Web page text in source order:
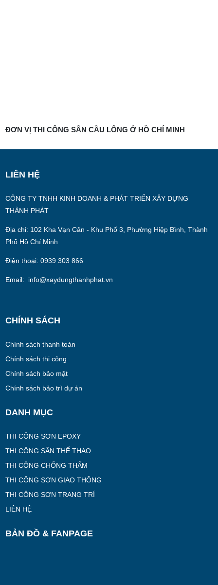
ĐƠN VỊ THI CÔNG SÂN CẦU LÔNG Ở HỒ CHÍ MINH
LIÊN HỆ
CÔNG TY TNHH KINH DOANH & PHÁT TRIỂN XÂY DỰNG
THÀNH PHÁT
Địa chỉ: 102 Kha Vạn Cân - Khu Phố 3, Phường Hiệp Bình, Thành
Phố Hồ Chí Minh
Điện thoại: 0939 303 866
Email: info@xaydungthanhphat.vn
CHÍNH SÁCH
Chính sách thanh toán
Chính sách thi công
Chính sách bảo mật
Chính sách bảo trì dự án
DANH MỤC
THI CÔNG SƠN EPOXY
THI CÔNG SÂN THỂ THAO
THI CÔNG CHỐNG THẤM
THI CÔNG SƠN GIAO THÔNG
THI CÔNG SƠN TRANG TRÍ
LIÊN HỆ
BẢN ĐỒ & FANPAGE